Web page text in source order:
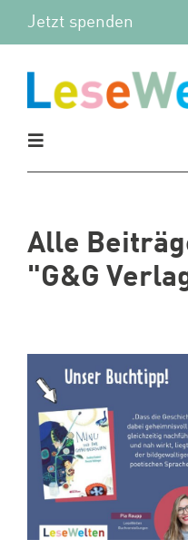
Zum
Jetzt spenden
Toggle
Vor Ort
Wir
Spenden
Projekte
Alle
"G&G